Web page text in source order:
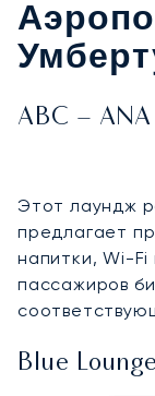
ABC –
Этот лаундж
предлагает
напитки, Wi-
пассажиров
Blue Lounge